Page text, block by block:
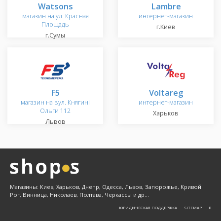
Watsons
магазин на ул. Красная
Площадь
г.Сумы
Lambre
интернет-магазин
г.Киев
F5
магазин на вул. Княгині
Ольги 112
Львов
Voltareg
интернет-магазин
Харьков
Магазины: Киев, Харьков, Днепр, Одесса, Львов, Запорожье, Кривой
Рог, Винница, Николаев, Полтава, Черкассы и др...
ЮРИДИЧЕСКАЯ ПОДДЕРЖКА SITEMAP Β